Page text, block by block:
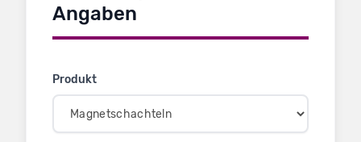
Angaben
Produkt